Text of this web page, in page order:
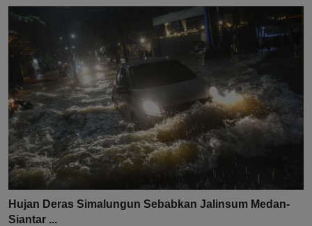
Hujan Deras Simalungun Sebabkan Jalinsum Medan-
Siantar ...